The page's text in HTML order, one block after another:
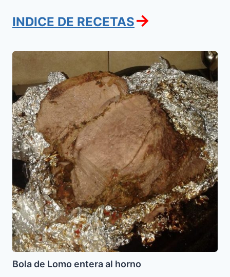
INDICE DE RECETAS→
Bola
Lomo
entera
al
horno
Bola de Lomo entera al horno